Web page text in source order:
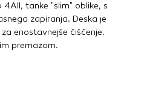
4All, tanke "slim" oblike, s
zapiranja. Deska je
enostavnejše čiščenje.
premazom.
izbire
VSE